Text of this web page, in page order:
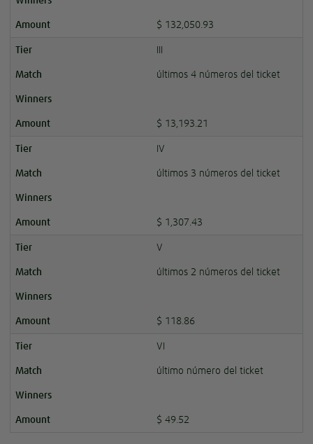
$ 132,050.93
III
últimos 4 números del ticket
$ 13,193.21
IV
últimos 3 números del ticket
$ 1,307.43
V
últimos 2 números del ticket
$ 118.86
VI
último número del ticket
$ 49.52